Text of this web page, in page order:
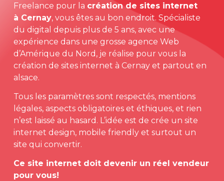
Freelance pour la création de sites internet
à Cernay, vous êtes au bon endroit. Spécialiste
du digital depuis plus de 5 ans, avec une
expérience dans une grosse agence Web
d’Amérique du Nord, je réalise pour vous la
création de sites internet à Cernay et partout en
alsace.
Tous les paramètres sont respectés, mentions
légales, aspects obligatoires et éthiques, et rien
n’est laissé au hasard. L’idée est de crée un site
internet design, mobile friendly et surtout un
site qui convertir.
Ce site internet doit devenir un réel vendeur
pour vous!